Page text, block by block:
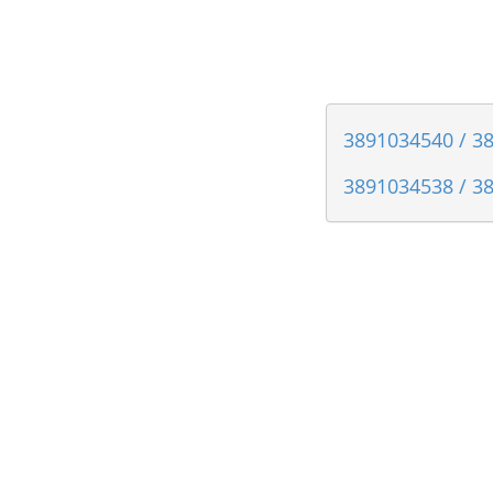
3891034540 /
3891034538 /